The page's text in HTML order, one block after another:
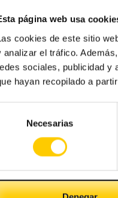
página web usa
cookies de este sitio
analizar el tráfico.
sociales, publicidad y
hayan recopilado a
Necesarias
es muy sencillo
a personas jóvenes,
superior al 33%.
que más atención
de tecnología y
innovación es la
contratar
para agilizar el
ampliar tu
que tienes a
a la meta de la forma